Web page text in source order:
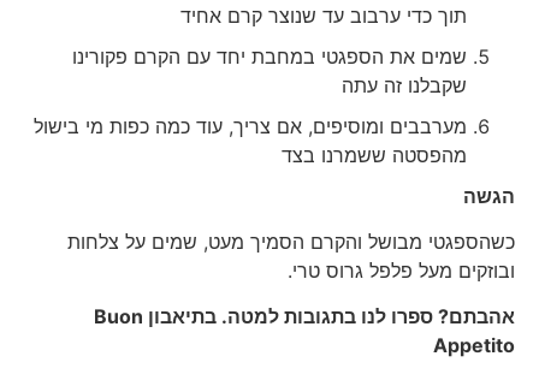
תוך כדי ערבוב עד שנוצר קרם אחיד
שמים את הספגטי במחבת יחד עם הקרם פקורינו
שקבלנו זה עתה
מערבבים ומוסיפים, אם צריך, עוד כמה כפות מי בישול
מהפסטה ששמרנו בצד
הגשה
כשהספגטי מבושל והקרם הסמיך מעט, שמים על צלחות
ובוזקים מעל פלפל גרוס טרי.
אהבתם? ספרו לנו בתגובות למטה. בתיאבון Buon
Appetito